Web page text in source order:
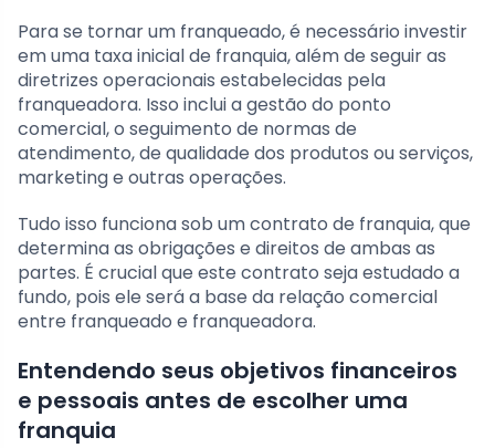
Para se tornar um franqueado, é necessário investir
em uma taxa inicial de franquia, além de seguir as
diretrizes operacionais estabelecidas pela
franqueadora. Isso inclui a gestão do ponto
comercial, o seguimento de normas de
atendimento, de qualidade dos produtos ou serviços,
marketing e outras operações.
Tudo isso funciona sob um contrato de franquia, que
determina as obrigações e direitos de ambas as
partes. É crucial que este contrato seja estudado a
fundo, pois ele será a base da relação comercial
entre franqueado e franqueadora.
Entendendo seus objetivos financeiros
e pessoais antes de escolher uma
franquia